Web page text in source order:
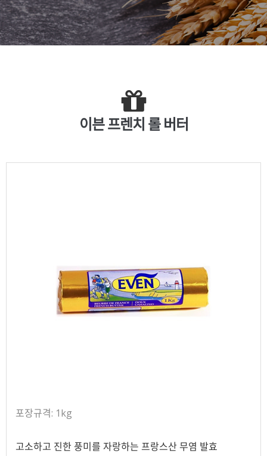
이븐 프렌치 롤 버터
포장규격: 1kg
고소하고 진한 풍미를 자랑하는 프랑스산 무염 발효